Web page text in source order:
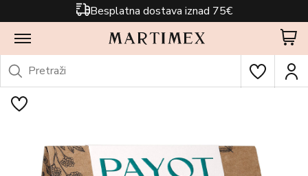
Besplatna dostava iznad 75€